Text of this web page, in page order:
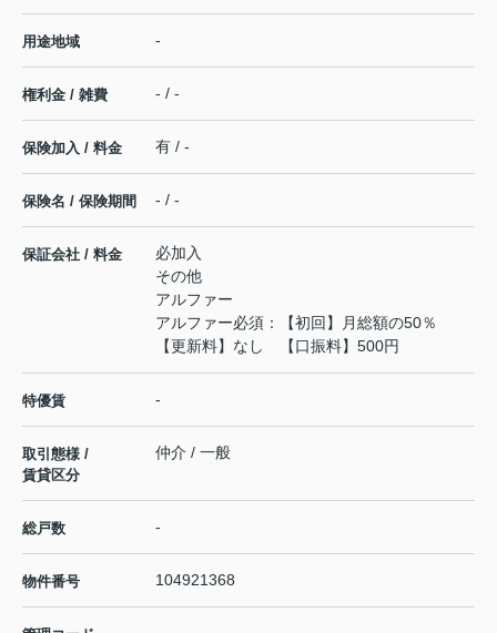
用途地域 -
権利金 / 雑費 - / -
保険加入 / 料金 有 / -
保険名 / 保険期間 - / -
保証会社 / 料金
必加入
その他
アルファー
アルファー必須：【初回】月総額の50％
【更新料】なし 【口振料】500円
特優賃 -
取引態様 /
賃貸区分
仲介 / 一般
総戸数 -
物件番号 104921368